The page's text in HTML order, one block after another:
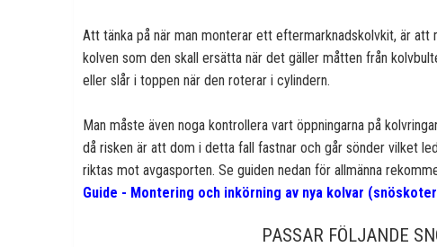
Att tänka på när man monterar ett eftermarknadskolvkit, är
kolven som den skall ersätta när det gäller måtten från
eller slår i toppen när den roterar i cylindern.
Man måste även noga kontrollera vart öppningarna på
då risken är att dom i detta fall fastnar och går sönder vilket
riktas mot avgasporten. Se guiden nedan för allmänna
Guide - Montering och inkörning av nya kolvar
PASSAR FÖLJANDE